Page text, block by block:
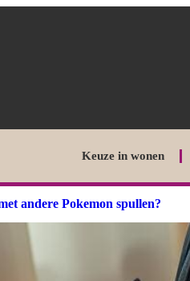
Keuze in wonen
andere Pokemon spullen?